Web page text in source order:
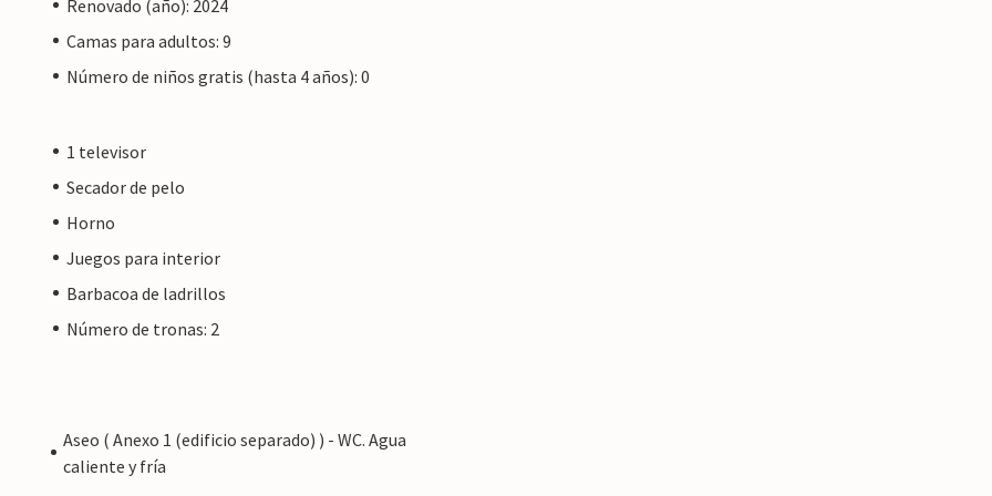
Renovado (año): 2024
Camas para adultos: 9
Número de niños gratis (hasta 4 años): 0
1 televisor
Secador de pelo
Horno
Juegos para interior
Barbacoa de ladrillos
Número de tronas: 2
Aseo ( Anexo 1 (edificio separado) ) - WC. Agua
caliente y fría